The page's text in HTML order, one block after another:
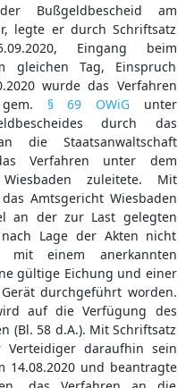
Bußgeldbescheid am
legte er durch Schriftsatz
Eingang beim
gleichen Tag, Einspruch
wurde das Verfahren
§ 69 OWiGunter
durch das
die Staatsanwaltschaft
Verfahren unter dem
zuleitete. Mit
Amtsgericht Wiesbaden
an der zur Last gelegten
nach Lage der Akten nicht
mit einem anerkannten
gültige Eichung und einer
durchgeführt worden.
auf die Verfügung des
(Bl. 58 d.A.). Mit Schriftsatz
Verteidiger daraufhin sein
14.08.2020 und beantragte